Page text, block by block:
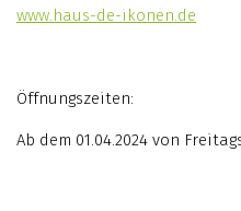
www.haus-de-ikonen.de
Öffnungszeiten:
Ab dem 01.04.2024 von